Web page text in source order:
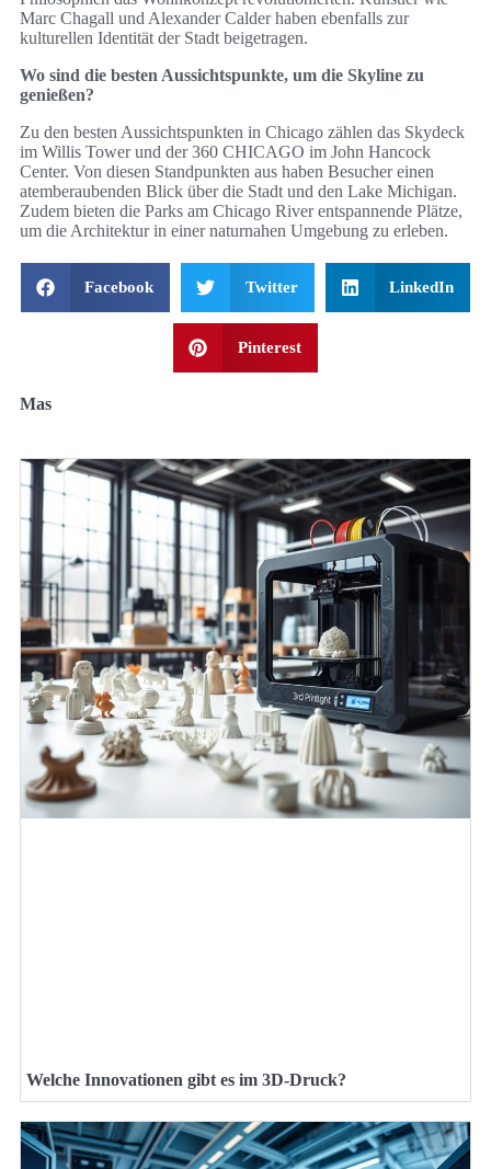
Marc Chagall und Alexander Calder haben ebenfalls zur
kulturellen Identität der Stadt beigetragen.
Wo sind die besten Aussichtspunkte, um die Skyline zu
genießen?
Zu den besten Aussichtspunkten in Chicago zählen das Skydeck
im Willis Tower und der 360 CHICAGO im John Hancock
Center. Von diesen Standpunkten aus haben Besucher einen
atemberaubenden Blick über die Stadt und den Lake Michigan.
Zudem bieten die Parks am Chicago River entspannende Plätze,
um die Architektur in einer naturnahen Umgebung zu erleben.
Facebook Twitter LinkedIn
Pinterest
Mas
Welche Innovationen gibt es im 3D-Druck?